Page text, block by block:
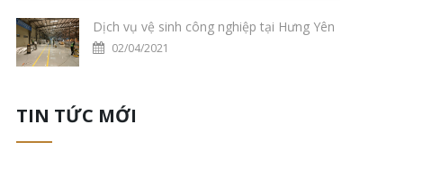
Dịch vụ vệ sinh công nghiệp tại Hưng Yên
02/04/2021
TIN TỨC MỚI